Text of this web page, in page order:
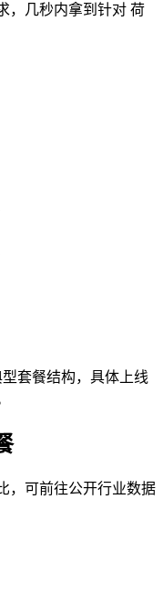
，几秒内拿到针对 荷
型套餐结构，具体上线
，可前往公开行业数据